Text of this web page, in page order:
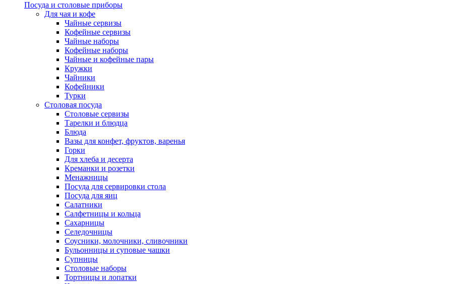
Посуда и столовые приборы
Для чая и кофе
Чайные сервизы
Кофейные сервизы
Чайные наборы
Кофейные наборы
Чайные и кофейные пары
Кружки
Чайники
Кофейники
Турки
Столовая посуда
Столовые сервизы
Тарелки и блюдца
Блюда
Вазы для конфет, фруктов, варенья
Горки
Для хлеба и десерта
Креманки и розетки
Менажницы
Посуда для сервировки стола
Посуда для яиц
Салатники
Салфетницы и кольца
Сахарницы
Селедочницы
Соусники, молочники, сливочники
Бульонницы и суповые чашки
Супницы
Столовые наборы
Тортницы и лопатки